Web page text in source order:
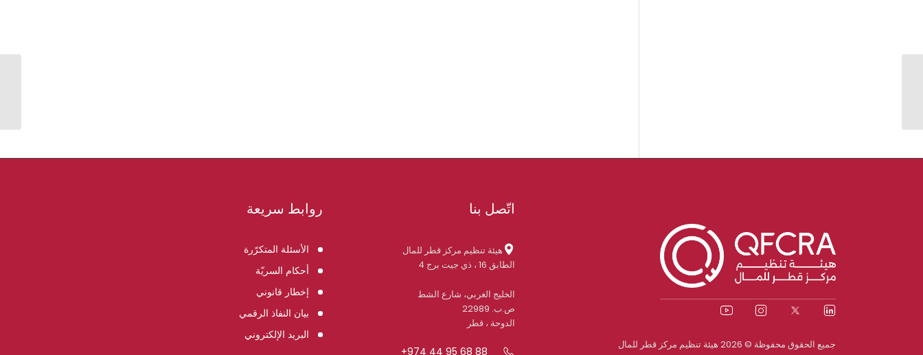
جميع الحقوق محفوظة © 2026 هيئة تنظيم مركز قطر للمال
اتّصل بنا
هيئة تنظيم مركز قطر للمال
الطابق 16 ، ذي جيت برج 4
الخليج الغربي، شارع الشط
ص.ب. 22989
الدوحة ، قطر
+974 44 95 68 88
روابط سريعة
الأسئلة المتكرّرة
أحكام السريّة
إخطار قانوني
بيان النفاذ الرقمي
البريد الإلكتروني